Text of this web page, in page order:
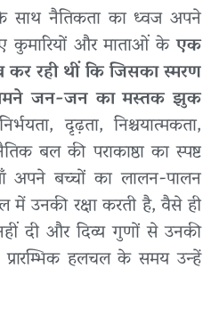
साथ नैतिकता का ध्वज अपने
कुमारियों और माताओं केएक
रही थीं कि जिसका स्मरण
जन-जन का मस्तक झुक
दृढ़ता, निश्चयात्मकता,
बल की पराकाष्ठा का स्पष्ट
अपने बच्चों का लालन-पालन
उनकी रक्षा करती है, वैसे ही
दी और दिव्य गुणों से उनकी
हलचल के समय उन्हें